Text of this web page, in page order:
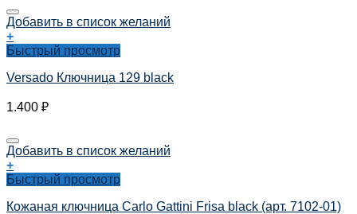
Добавить в список желаний
+
Быстрый просмотр
Versado Ключница 129 black
1.400 ₽
Добавить в список желаний
+
Быстрый просмотр
Кожаная ключница Carlo Gattini Frisa black (арт. 7102-01)